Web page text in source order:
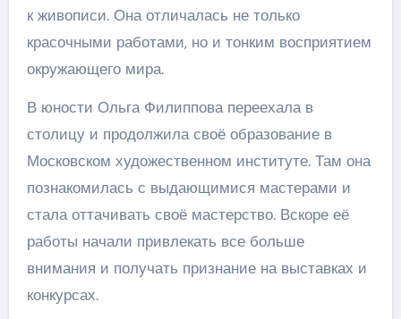
к живописи. Она отличалась не только
красочными работами, но и тонким восприятием
окружающего мира.
В юности Ольга Филиппова переехала в
столицу и продолжила своё образование в
Московском художественном институте. Там она
познакомилась с выдающимися мастерами и
стала оттачивать своё мастерство. Вскоре её
работы начали привлекать все больше
внимания и получать признание на выставках и
конкурсах.